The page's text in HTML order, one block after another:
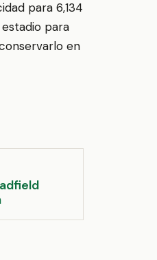
para 6,134
para
en